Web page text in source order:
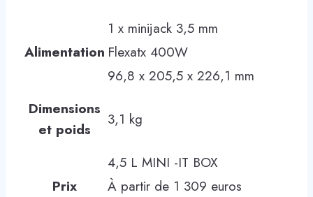
1 x minijack 3,5 mm
Alimentation Flexatx 400W
Dimensions
et poids
96,8 x 205,5 x 226,1 mm
3,1 kg
4,5 L MINI -IT BOX
Prix
À partir de 1 309 euros